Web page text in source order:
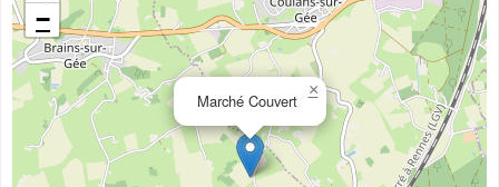
Marché Couvert
×
−